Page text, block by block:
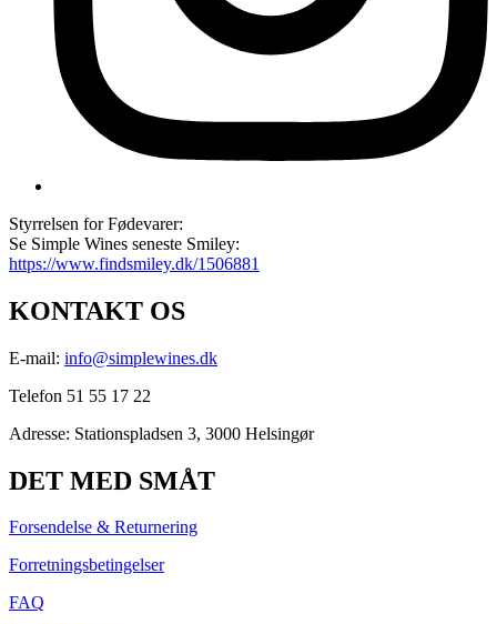
Styrrelsen for Fødevarer:
Se Simple Wines seneste Smiley:
https://www.findsmiley.dk/1506881
KONTAKT OS
E-mail: info@simplewines.dk
Telefon 51 55 17 22
Adresse: Stationspladsen 3, 3000 Helsingør
DET MED SMÅT
Forsendelse & Returnering
Forretningsbetingelser
FAQ